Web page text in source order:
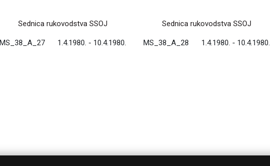
Sednica rukovodstva SSOJ
MS_38_A_27 1.4.1980. - 10.4.1980.
Sednica rukovodstva SSOJ
MS_38_A_28 1.4.1980. - 10.4.1980.